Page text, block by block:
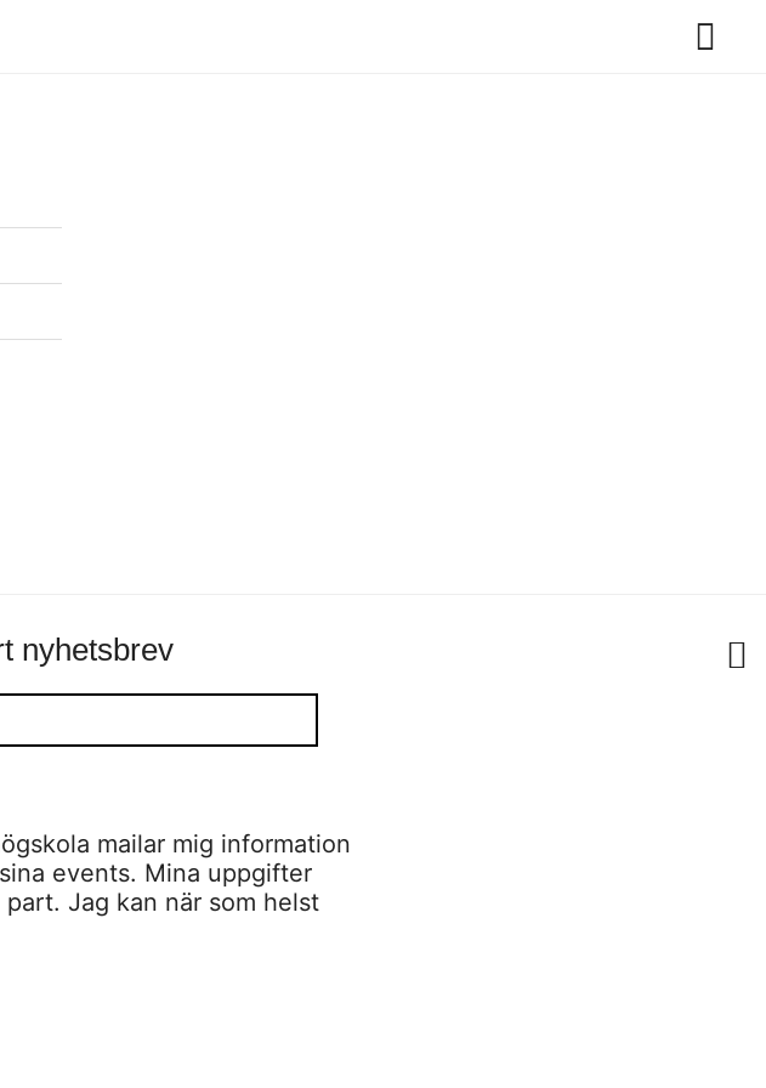
nyhetsbrev
mailar mig information
events. Mina uppgifter
Jag kan när som helst